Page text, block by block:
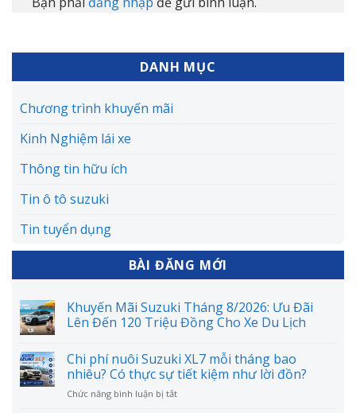
DANH MỤC
Chương trình khuyến mãi
Kinh Nghiệm lái xe
Thông tin hữu ích
Tin ô tô suzuki
Tin tuyển dụng
BÀI ĐĂNG MỚI
Khuyến Mãi Suzuki Tháng 8/2026: Ưu Đãi
Lên Đến 120 Triệu Đồng Cho Xe Du Lịch
Chi phí nuôi Suzuki XL7 mỗi tháng bao
nhiêu? Có thực sự tiết kiệm như lời đồn?
Chức năng bình luận bị tắtở